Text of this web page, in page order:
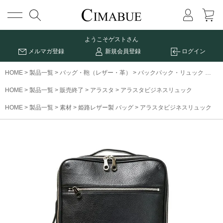
メニュー
ようこそゲストさん
メルマガ登録
新規会員登録 ログイン
HOME 製品一覧 バッグ・鞄（レザー・革） バックパック・リュック ア
HOME 製品一覧 販売終了 アラスタ アラスタビジネスリュック
HOME 製品一覧 素材 姫路レザー製 バッグ アラスタビジネスリュック